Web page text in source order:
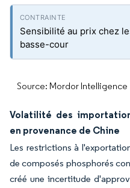
Sensibilité au prix chez
basse-cour
Source: Mordor Intelligence
Volatilité des
en provenance de Chine
Les restrictions à
de composés phosphorés
créé une incertitude